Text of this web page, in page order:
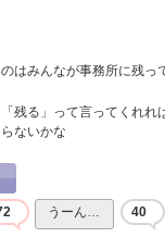
はみんなが事務所に残っ
残る」って言ってくれれ
ないかな
うーん… 40